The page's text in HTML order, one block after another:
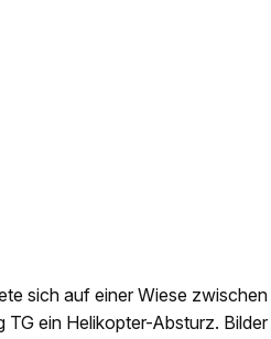
sich auf einer Wiese
TG ein Helikopter-Absturz.